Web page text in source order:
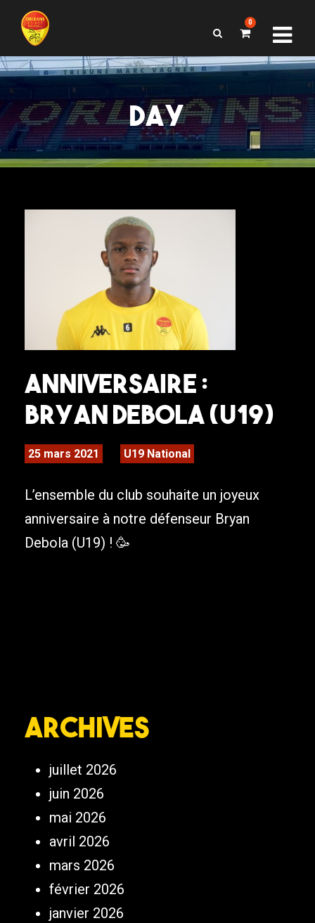
0
DAY
Anniversaire :
Bryan DEBOLA (U19)
25 mars 2021 U19 National
L’ensemble du club souhaite un joyeux
anniversaire à notre défenseur Bryan
Debola (U19) ! 🥳
Archives
juillet 2026
juin 2026
mai 2026
avril 2026
mars 2026
février 2026
janvier 2026